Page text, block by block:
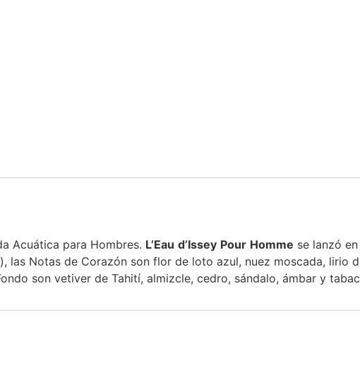
Acuática para Hombres. L’Eau d’Issey Pour Homme se lanzó
las Notas de Corazón son flor de loto azul, nuez moscada, lirio
son vetiver de Tahití, almizcle, cedro, sándalo, ámbar y